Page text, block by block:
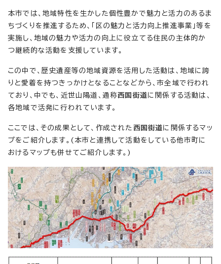
本市では、地域特性を生かした個性豊かで魅力と活力のあるま
ちづくりを推進するため、「区の魅力と活力向上推進事業」等を
実施し、地域の魅力や活力の向上に役立てる住民の主体的か
つ継続的な活動を支援しています。
この中で、歴史遺産等の地域資源を活用した活動は、地域に誇
りと愛着を持つきっかけとなることなどから、市全域で行われ
ており、中でも、近世山陽道、通称西国街道に関係する活動は、
各地域で活発に行われています。
ここでは、その成果として、作成された 西国街道に関係するマッ
プをご紹介します。(本市と連携して活動をしている他市町に
おけるマップも併せてご紹介します。)